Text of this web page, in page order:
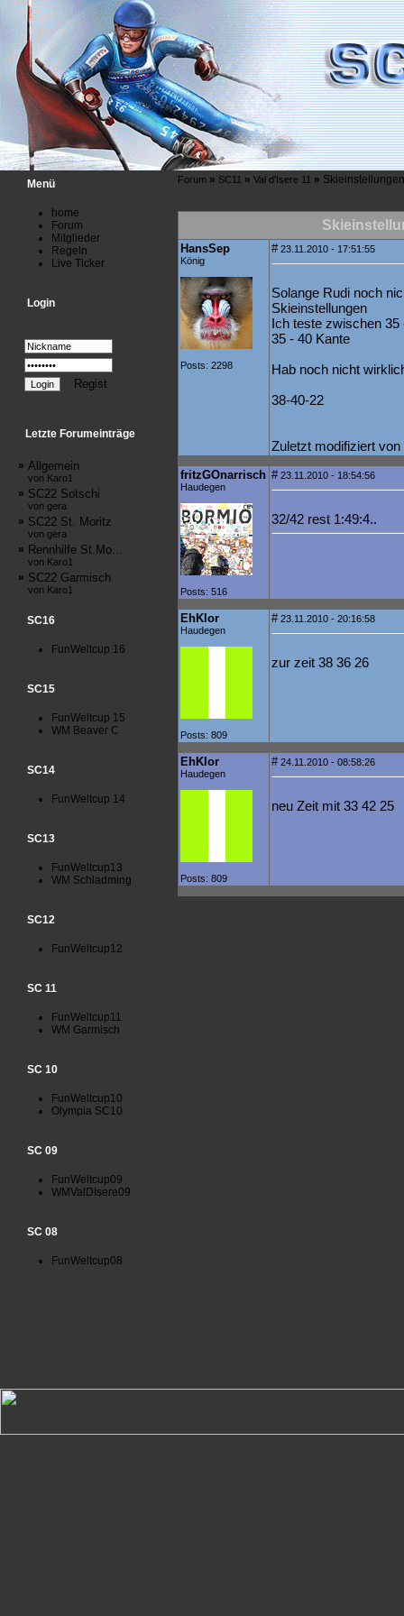
Menü
home
Forum
Mitglieder
Regeln
Live Ticker
Login
Regist
Letzte Forumeinträge
» Allgemein
von Karo1
» SC22 Sotschi
von gera
» SC22 St. Moritz
von gera
» Rennhilfe St.Mo...
von Karo1
» SC22 Garmisch
von Karo1
SC16
FunWeltcup 16
SC15
FunWeltcup 15
WM Beaver C
SC14
FunWeltcup 14
SC13
FunWeltcup13
WM Schladming
SC12
FunWeltcup12
SC 11
FunWeltcup11
WM Garmisch
SC 10
FunWeltcup10
Olympia SC10
SC 09
FunWeltcup09
WMValDIsere09
SC 08
FunWeltcup08
Forum» SC11» Val d'Isere 11»
HansSep
König
Posts: 2298
#23.11.2010 - 17:51:55
Solange Rudi noch
Skieinstellungen
Ich teste zwischen 35
35 - 40 Kante
Hab noch nicht
38-40-22
Zuletzt modifiziert
fritzGOnarrisch
Haudegen
Posts: 516
#23.11.2010 - 18:54:56
32/42 rest 1:49:4..
EhKlor
Haudegen
Posts: 809
#23.11.2010 - 20:16:58
zur zeit 38 36 26
EhKlor
Haudegen
Posts: 809
#24.11.2010 - 08:58:26
neu Zeit mit 33 42 25